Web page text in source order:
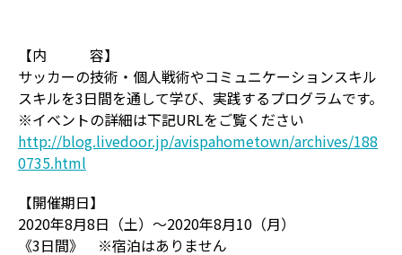
【内 容】
サッカーの技術・個人戦術やコミュニケーションスキル
スキルを3日間を通して学び、実践するプログラムです。
※イベントの詳細は下記URLをご覧ください
http://blog.livedoor.jp/avispahometown/archives/188
0735.html
【開催期日】
2020年8月8日（土）～2020年8月10（月）
《3日間》 ※宿泊はありません